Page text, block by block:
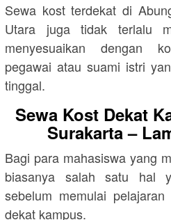
Sewa kost terdekat di
Utara juga tidak terlalu
menyesuaikan dengan
pegawai atau suami istri
tinggal.
Sewa Kost Dekat
Surakarta –
Bagi para mahasiswa yang
biasanya salah satu hal
sebelum memulai
dekat kampus.